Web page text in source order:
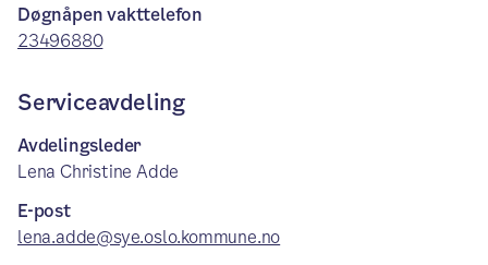
Døgnåpen vakttelefon
23496880
Serviceavdeling
Avdelingsleder
Lena Christine Adde
E-post
lena.adde@sye.oslo.kommune.no